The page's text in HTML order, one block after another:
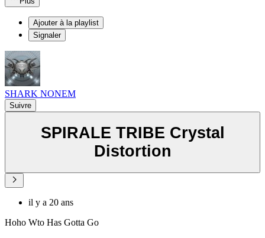
Ajouter à la playlist
Signaler
SHARK NONEM
Suivre
SPIRALE TRIBE Crystal
Distortion
il y a 20 ans
Hoho Wto Has Gotta Go